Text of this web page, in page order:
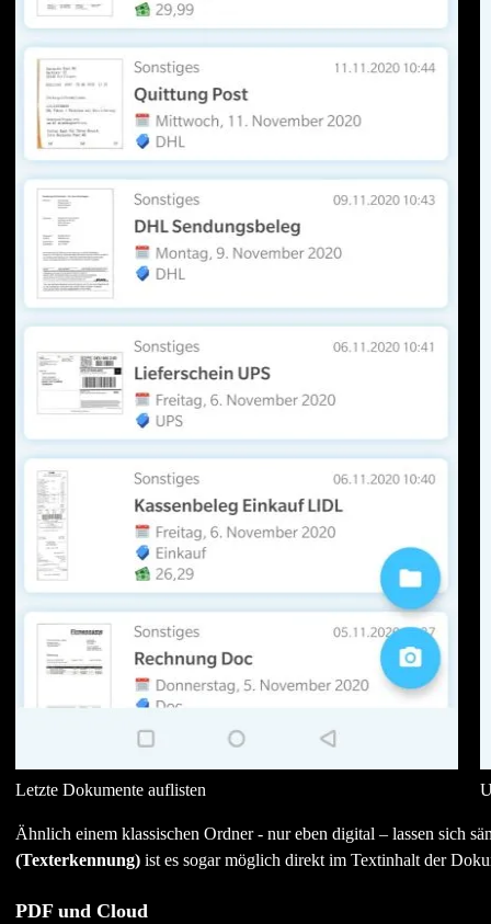
Letzte Dokumente auflisten
Ähnlich einem klassischen Ordner - nur eben digital – lassen sich
(Texterkennung)ist es sogar möglich direkt im Textinhalt der
PDF und Cloud